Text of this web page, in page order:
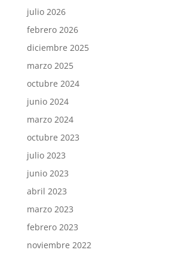
julio 2026
febrero 2026
diciembre 2025
marzo 2025
octubre 2024
junio 2024
marzo 2024
octubre 2023
julio 2023
junio 2023
abril 2023
marzo 2023
febrero 2023
noviembre 2022